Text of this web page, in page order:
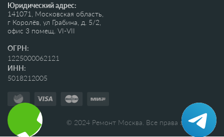
Юридический адрес:
141071, Московская область,
г Королёв, ул Грабина, д. 5/2,
офис 3 помещ. VI-VII
ОГРН:
1225000062121
ИНН:
5018212005
© 2024 Ремонт Москва. Все права защищены.